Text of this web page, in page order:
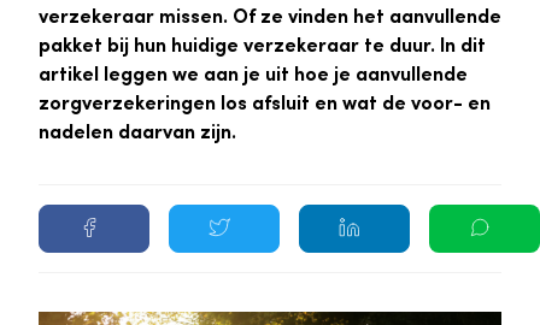
verzekeraar missen. Of ze vinden het aanvullende
pakket bij hun huidige verzekeraar te duur. In dit
artikel leggen we aan je uit hoe je aanvullende
zorgverzekeringen los afsluit en wat de voor- en
nadelen daarvan zijn.